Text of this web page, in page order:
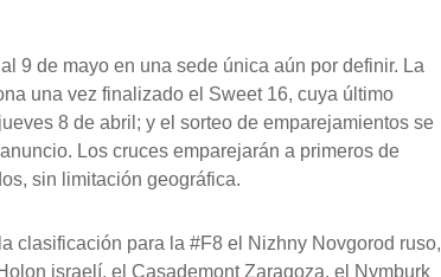
9 de mayo en una sede única aún por definir. La
una vez finalizado el Sweet 16, cuya último
8 de abril; y el sorteo de emparejamientos se
Los cruces emparejarán a primeros de
sin limitación geográfica.
clasificación para la #F8 el Nizhny Novgorod ruso,
israelí, el Casademont Zaragoza, el Nymburk